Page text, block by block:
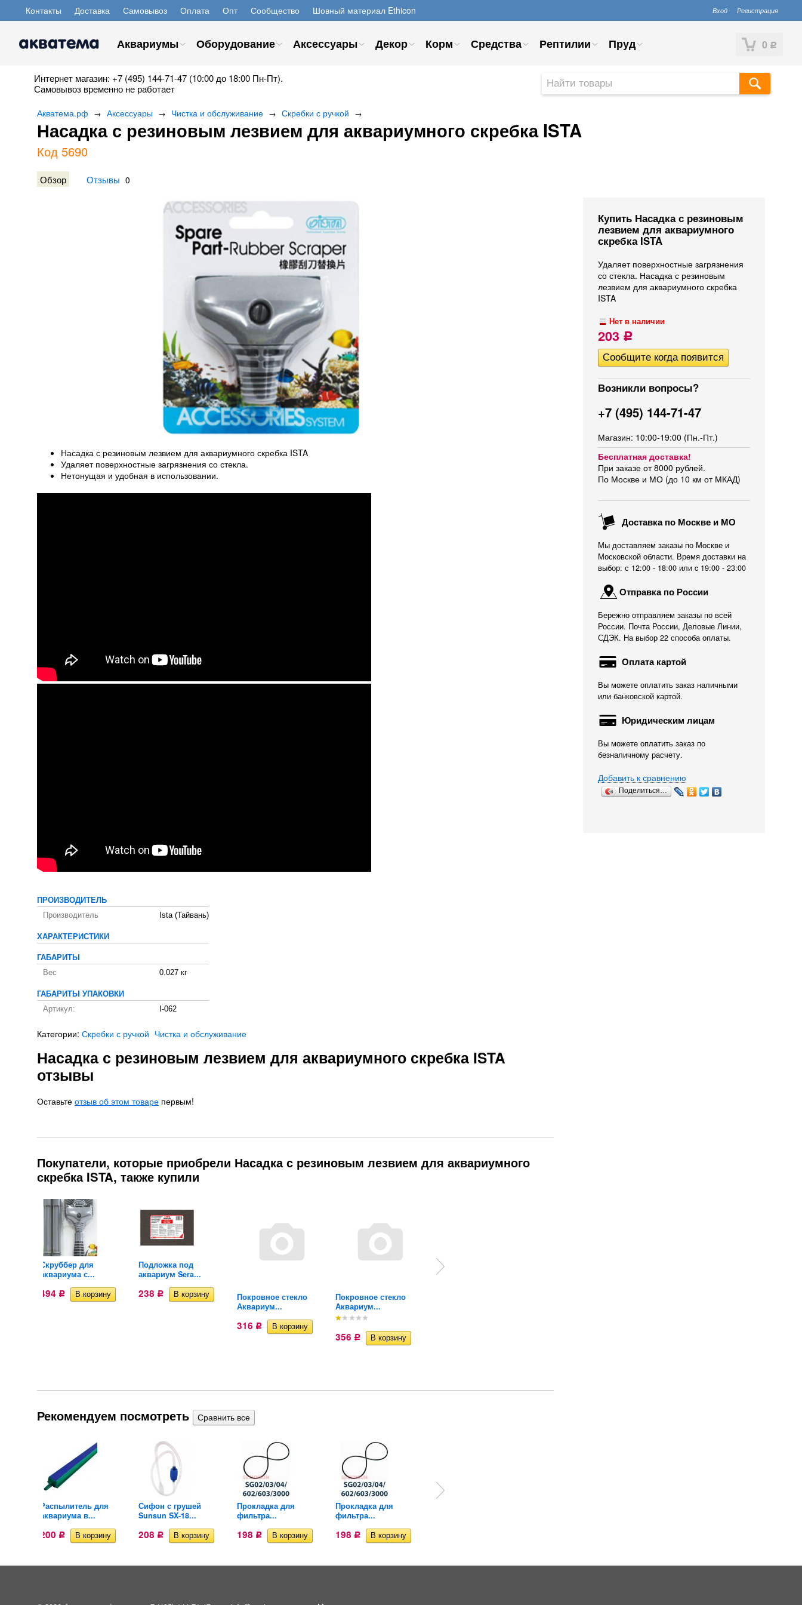
Контакты Доставка Самовывоз Оплата Опт Сообщество Шовный материал Ethicon Вход Регистрация
0 Р
Аквариумы Оборудование Аксессуары Декор Корм Средства Рептилии Пруд
Интернет магазин: +7 (495) 144-71-47 (10:00 до 18:00 Пн-Пт).
Самовывоз временно не работает
Акватема.рф → Аксессуары → Чистка и обслуживание → Скребки с ручкой →
Насадка с резиновым лезвием для аквариумного скребка ISTA
Код 5690
Обзор Отзывы 0
Купить Насадка с резиновым
лезвием для аквариумного
скребка ISTA
Удаляет поверхностные загрязнения
со стекла. Насадка с резиновым
лезвием для аквариумного скребка
ISTA
Нет в наличии
203 Р
Возникли вопросы?
+7 (495) 144-71-47
Магазин: 10:00-19:00 (Пн.-Пт.)
Бесплатная доставка!
При заказе от 8000 рублей.
По Москве и МО (до 10 км от МКАД)
Доставка по Москве и МО
Мы доставляем заказы по Москве и
Московской области. Время доставки на
выбор: с 12:00 - 18:00 или c 19:00 - 23:00
Отправка по России
Бережно отправляем заказы по всей
России. Почта России, Деловые Линии,
СДЭК. На выбор 22 способа оплаты.
Оплата картой
Вы можете оплатить заказ наличными
или банковской картой.
Юридическим лицам
Вы можете оплатить заказ по
безналичному расчету.
Добавить к сравнению
Поделиться…
Насадка с резиновым лезвием для аквариумного скребка ISTA
Удаляет поверхностные загрязнения со стекла.
Нетонущая и удобная в использовании.
ПРОИЗВОДИТЕЛЬ
Производитель
Ista (Тайвань)
ХАРАКТЕРИСТИКИ
ГАБАРИТЫ
Вес
0.027 кг
ГАБАРИТЫ УПАКОВКИ
Артикул:
I-062
Категории: Скребки с ручкой Чистка и обслуживание
Насадка с резиновым лезвием для аквариумного скребка ISTA
отзывы
Оставьте отзыв об этом товаре первым!
Покупатели, которые приобрели Насадка с резиновым лезвием для аквариумного
скребка ISTA, также купили
Скруббер для
аквариума с...
494 Р
Подложка под
аквариум Sera...
238 Р
Покровное стекло
Аквариум...
316 Р
Покровное стекло
Аквариум...
356 Р
Насадка с
синтетической...
Рекомендуем посмотреть
Распылитель для
аквариума в...
200 Р
Сифон с грушей
Sunsun SX-18...
208 Р
Прокладка для
фильтра...
198 Р
Прокладка для
фильтра...
198 Р